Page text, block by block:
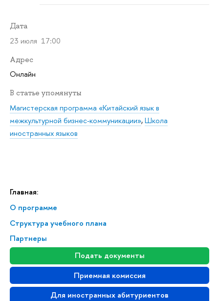
Главная:
О программе
Структура учебного плана
Партнеры
Подать документы
Приемная комиссия
Для иностранных абитуриентов
Дата
23 июля 17:00
Адрес
Онлайн
В статье упомянуты
Магистерская программа «Китайский язык в
межкультурной бизнес-коммуникации»,Школа
иностранных языков